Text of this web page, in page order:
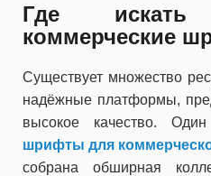
Где искать
коммерческие
Существует множество
надёжные платформы,
высокое качество.
шрифты для
собрана обширная